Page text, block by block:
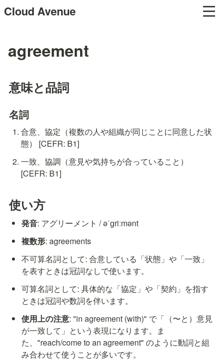
Cloud Avenue
agreement
意味と品詞
名詞
合意、協定（複数の人や組織が同じことに同意した状
態） [CEFR: B1]
一致、協調（意見や気持ちが合っていること）
[CEFR: B1]
使い方
発音: アグリーメント / əˈɡriːmənt
複数形: agreements
不可算名詞として: 合意している「状態」や「一致」
を表すときは冠詞なしで使います。
可算名詞として: 具体的な「協定」や「契約」を指す
ときは冠詞や数詞を伴います。
使用上の注意: "in agreement (with)" で「（〜と）意見
が一致して」という表現になります。ま
た、"reach/come to an agreement" のように動詞と組
み合わせて使うことが多いです。